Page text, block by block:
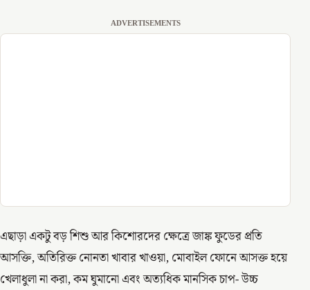
ADVERTISEMENTS
এছাড়া একটু বড় শিশু আর কিশোরদের ক্ষেত্রে জাঙ্ক ফুডের প্রতি
আসক্তি, অতিরিক্ত নোনতা খাবার খাওয়া, মোবাইল ফোনে আসক্ত হয়ে
খেলাধুলা না করা, কম ঘুমানো এবং অত্যধিক মানসিক চাপ- উচ্চ